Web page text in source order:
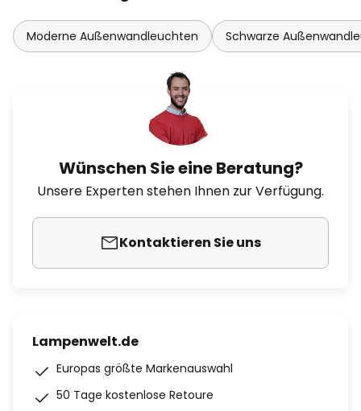
Moderne Außenwandleuchten Schwarze
Wünschen Sie eine Beratung?
Unsere Experten stehen Ihnen zur Verfügung.
Kontaktieren Sie uns
Lampenwelt.de
Europas größte Markenauswahl
50 Tage kostenlose Retoure